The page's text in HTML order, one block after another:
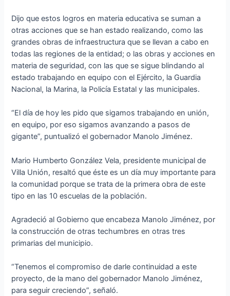
Dijo que estos logros en materia educativa se suman a
otras acciones que se han estado realizando, como las
grandes obras de infraestructura que se llevan a cabo en
todas las regiones de la entidad; o las obras y acciones en
materia de seguridad, con las que se sigue blindando al
estado trabajando en equipo con el Ejército, la Guardia
Nacional, la Marina, la Policía Estatal y las municipales.
“El día de hoy les pido que sigamos trabajando en unión,
en equipo, por eso sigamos avanzando a pasos de
gigante”, puntualizó el gobernador Manolo Jiménez.
Mario Humberto González Vela, presidente municipal de
Villa Unión, resaltó que éste es un día muy importante para
la comunidad porque se trata de la primera obra de este
tipo en las 10 escuelas de la población.
Agradeció al Gobierno que encabeza Manolo Jiménez, por
la construcción de otras techumbres en otras tres
primarias del municipio.
“Tenemos el compromiso de darle continuidad a este
proyecto, de la mano del gobernador Manolo Jiménez,
para seguir creciendo”, señaló.